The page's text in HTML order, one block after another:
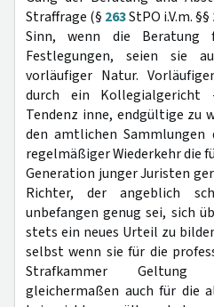
Straffrage (§ 263StPO i.V.m. §§
Sinn, wenn die
Festlegungen, seien sie
vorläufiger Natur.
durch ein
Tendenz inne, endgültige zu
den amtlichen
regelmäßiger Wiederkehr die
Generation junger Juristen
Richter, der angeblich
unbefangen genug sei, sich
stets ein neues Urteil zu
selbst wenn sie für die
Strafkammer Geltung
gleichermaßen auch für die